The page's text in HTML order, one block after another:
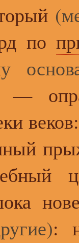
по
—
: